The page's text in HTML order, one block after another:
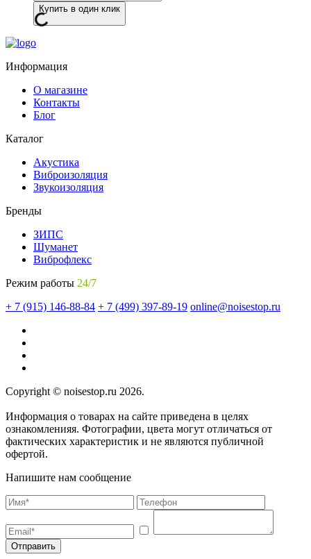
Купить в один клик
Информация
О магазине
Контакты
Блог
Каталог
Акустика
Виброизоляция
Звукоизоляция
Бренды
ЗИПС
Шуманет
Виброфлекс
Режим работы 24/7
+ 7 (915) 146-88-84 + 7 (499) 397-89-19 online@noisestop.ru
Copyright © noisestop.ru 2026.
Информация о товарах на сайте приведена в целях
ознакомленияя. Фотографии, цвета могут отличаться от
фактических характеристик и не являются публичной
офертой.
Напишите нам сообщение
Отправить